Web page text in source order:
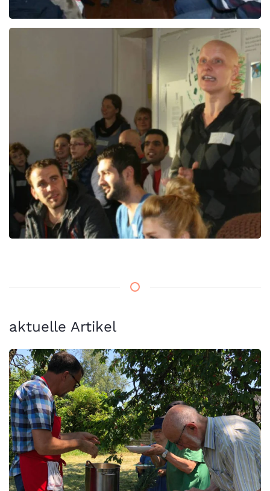
aktuelle Artikel